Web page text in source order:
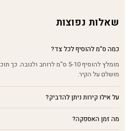
שאלות נפוצות
כמה ס"מ להוסיף לכל צד?
מומלץ להוסיף 5-10 ס"מ לרוחב
מושלם על הקיר.
על אילו קירות ניתן להדביק?
מה זמן האספקה?